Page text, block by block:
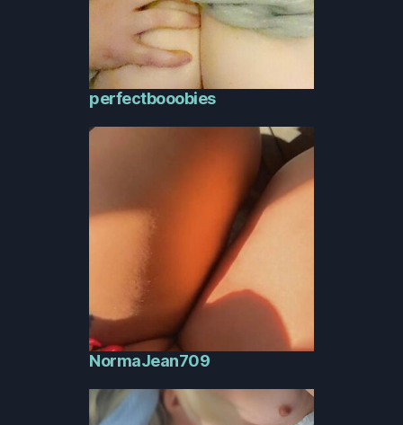
perfectbooobies
NormaJean709